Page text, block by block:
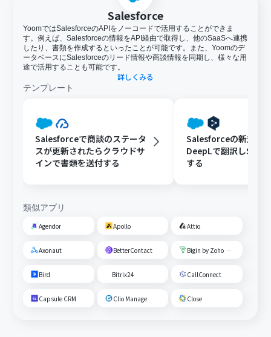
Salesforce
YoomではSalesforceのAPIをノーコードで活用することができま
す。例えば、Salesforceの情報をAPI経由で取得し、他のSaaSへ連携
したり、書類を作成するといったことが可能です。また、Yoomのデ
ータベースにSalesforceのリード情報や商談情報を同期し、様々な用
途で活用することも可能です。
詳しくみる
テンプレート
Salesforceで商談のステータ
スが更新されたらクラウドサ
インで書類を送付する
Salesforceの新規リ
DeepLで翻訳しSlack
する
類似アプリ
Agendor Apollo Attio
Axonaut BetterContact Bigin by Zoho CRM
Bird Bitrix24 CallConnect
Capsule CRM Clio Manage Close